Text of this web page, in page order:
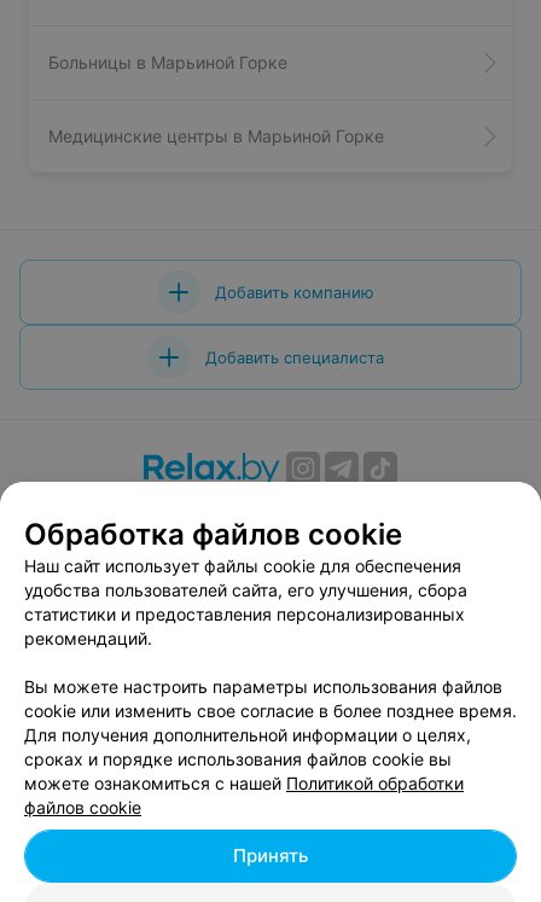
Больницы в Марьиной Горке
Медицинские центры в Марьиной Горке
Добавить компанию
Добавить специалиста
Вакансии
Публичный договор
Способы оплаты
Публичный договор по использованию сервиса
«Афиша»
Пользовательское соглашение
Связаться по вопросам сотрудничества
Написать руководителю relax.by
Персональные настройки cookie
Обработка персональных данных
Обработка файлов cookie
Наш сайт использует файлы cookie для обеспечения
удобства пользователей сайта, его улучшения, сбора
статистики и предоставления персонализированных
рекомендаций.
Вы можете настроить параметры использования файлов
cookie или изменить свое согласие в более позднее время.
Для получения дополнительной информации о целях,
сроках и порядке использования файлов cookie вы
можете ознакомиться с нашей Политикой обработки
файлов cookie
Принять